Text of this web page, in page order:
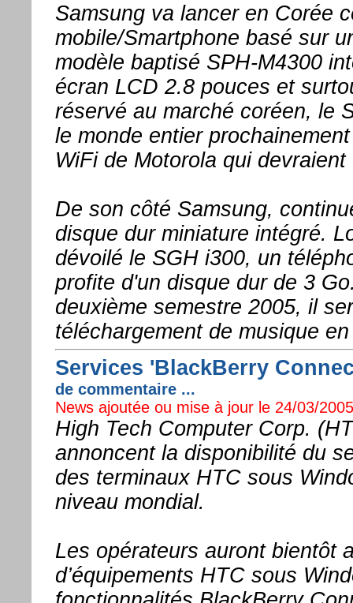
Samsung va lancer en Corée
mobile/Smartphone basé sur
modèle baptisé SPH-M4300
écran LCD 2.8 pouces et
réservé au marché coréen, le
le monde entier
WiFi de Motorola qui
De son côté Samsung,
disque dur miniature intégré.
dévoilé le SGH i300, un
profite d'un disque dur de 3
deuxième semestre 2005, il
téléchargement de musique
Services 'BlackBerry
de commentaire ...
News ajoutée ou mise à jour le 24/03/
High Tech Computer Corp.
annoncent la disponibilité du
des terminaux HTC sous
niveau mondial.
Les opérateurs auront bientôt
d’équipements HTC sous